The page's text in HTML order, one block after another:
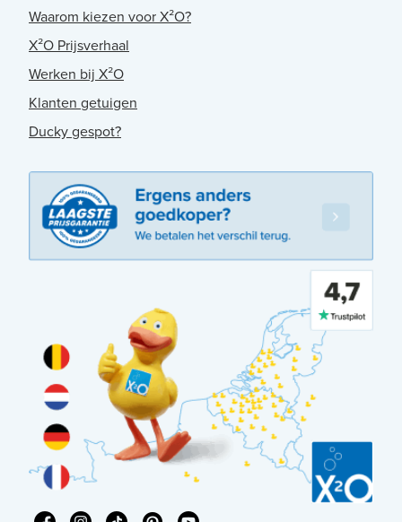
Waarom kiezen voor X²O?
X²O Prijsverhaal
Werken bij X²O
Klanten getuigen
Ducky gespot?